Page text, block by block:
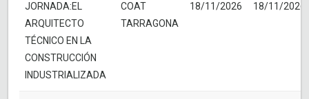
JORNADA:EL
ARQUITECTO
TÉCNICO EN LA
CONSTRUCCIÓN
INDUSTRIALIZADA
COAT
TARRAGONA
18/11/2026 18/11/2026